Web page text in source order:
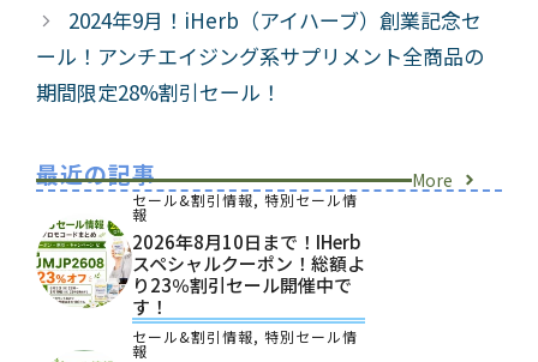
2024年9月！iHerb（アイハーブ）創業記念セ
ール！アンチエイジング系サプリメント全商品の
期間限定28%割引セール！
最近の記事 More
セール&割引情報, 特別セール情
報
2026年8月10日まで！iHerb
スペシャルクーポン！総額よ
り23％割引セール開催中で
す！
セール&割引情報, 特別セール情
報